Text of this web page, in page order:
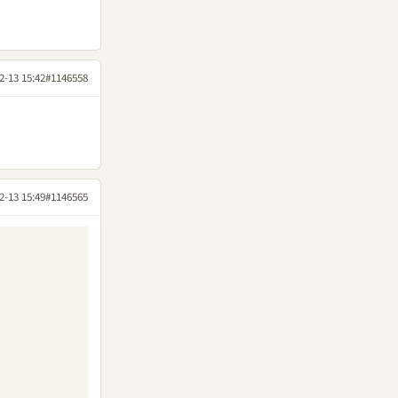
13 15:42#1146558
13 15:49#1146565